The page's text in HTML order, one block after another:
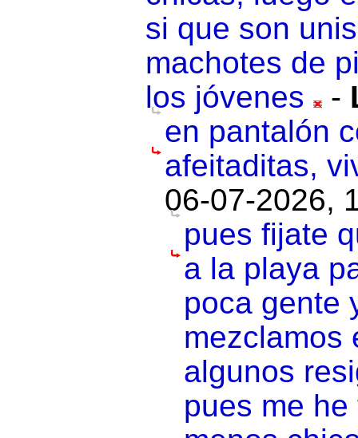
si que son
machotes de
los jóvenes
-
en pantalón
afeitaditas,
06-07-2026,
pues fijate
a la playa
poca gente
mezclamos
algunos
pues me